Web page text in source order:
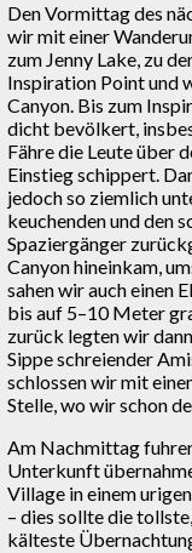
Den Vormittag des
wir mit einer
zum Jenny Lake, zu
Inspiration Point und
Canyon. Bis zum
dicht bevölkert,
Fähre die Leute über
Einstieg schippert.
jedoch so ziemlich
keuchenden und den
Spaziergänger
Canyon hineinkam,
sahen wir auch einen
bis auf 5–10 Meter
zurück legten wir
Sippe schreiender
schlossen wir mit
Stelle, wo wir schon
Am Nachmittag
Unterkunft
Village in einem
– dies sollte die
kälteste